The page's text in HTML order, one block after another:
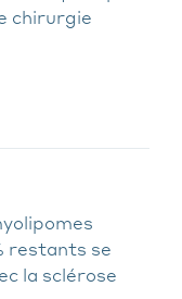
chirurgie
restants se
la sclérose